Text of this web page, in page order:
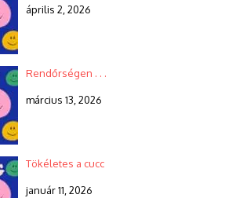
április 2, 2026
Rendőrségen . . .
március 13, 2026
Tökéletes a cucc
január 11, 2026